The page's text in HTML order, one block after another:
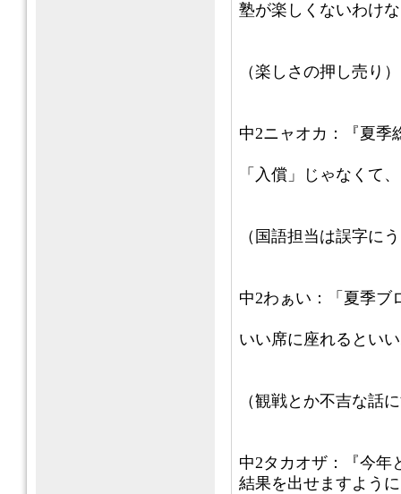
塾が楽しくないわけ
（楽しさの押し売り）
中2ニャオカ：『夏季
「入償」じゃなくて
（国語担当は誤字に
中2わぁい：「夏季ブ
いい席に座れるとい
（観戦とか不吉な話
中2タカオザ：『今年
結果を出せますよう